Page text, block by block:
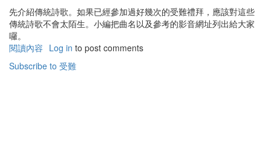
先介紹傳統詩歌。如果已經參加過好幾次的受難禮拜，應該對這些
傳統詩歌不會太陌生。小編把曲名以及參考的影音網址列出給大家
囉。
閱讀內容 有
受
Log in to post comments
Subscribe to 受難